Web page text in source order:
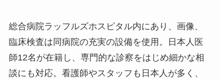
総合病院ラッフルズホスピタル内にあり、画像、
臨床検査は同病院の充実の設備を使用。日本人医
師12名が在籍し、専門的な診察をはじめ細かな相
談にも対応。看護師やスタッフも日本人が多く、